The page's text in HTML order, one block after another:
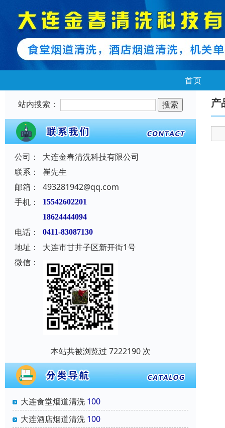
首页
站内搜索：
公司：
大连金春清洗科技有限公司
联系：
崔先生
邮箱：
493281942@qq.com
手机：
15542602201
18624444094
电话： 0411-83087130
地址：
大连市甘井子区新开街1号
微信：
本站共被浏览过 7222190 次
大连食堂烟道清洗 100
大连酒店烟道清洗 100
产